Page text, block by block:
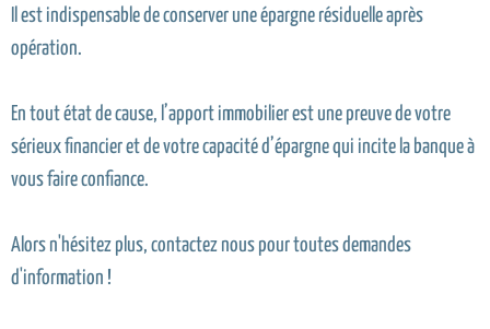
Il est indispensable de conserver une épargne résiduelle après
opération.
En tout état de cause, l’apport immobilier est une preuve de votre
sérieux financier et de votre capacité d’épargne qui incite la banque à
vous faire confiance.
Alors n'hésitez plus, contactez nous pour toutes demandes
d'information !